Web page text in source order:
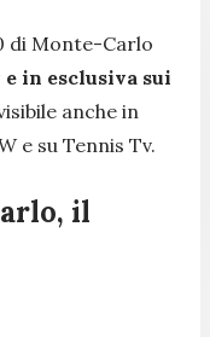
di Monte-Carlo
in esclusiva sui
anche in
e su Tennis Tv.
il